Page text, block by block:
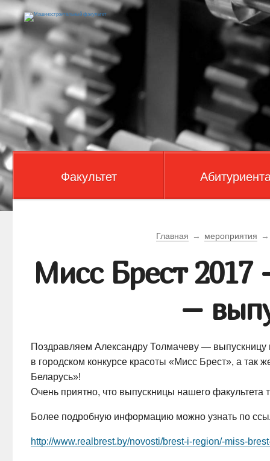
Факультет
Главная → мероприятия →
Мисс Брест 2017
–
Поздравляем Александру Толмачеву — выпускницу
в городском конкурсе красоты «Мисс Брест», а так
Беларусь»!
Очень приятно, что выпускницы нашего факультета
Более подробную информацию можно узнать по
http://www.realbrest.by/novosti/brest-i-region/-miss-